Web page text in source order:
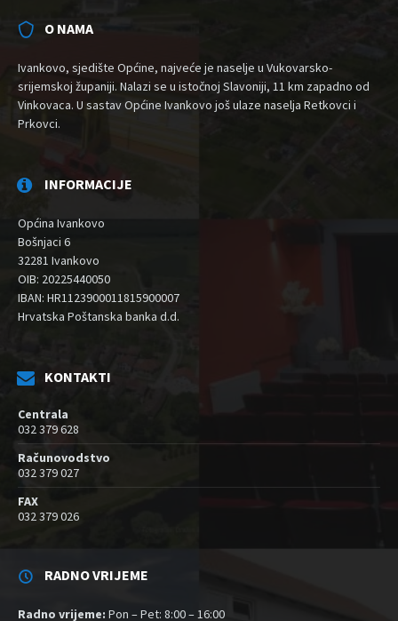
O NAMA
Ivankovo, sjedište Općine, najveće je naselje u Vukovarsko-
srijemskoj županiji. Nalazi se u istočnoj Slavoniji, 11 km zapadno od
Vinkovaca. U sastav Općine Ivankovo još ulaze naselja Retkovci i
Prkovci.
INFORMACIJE
Općina Ivankovo
Bošnjaci 6
32281 Ivankovo
OIB: 20225440050
IBAN: HR1123900011815900007
Hrvatska Poštanska banka d.d.
KONTAKTI
Centrala
032 379 628
Računovodstvo
032 379 027
FAX
032 379 026
RADNO VRIJEME
Radno vrijeme: Pon – Pet: 8:00 – 16:00